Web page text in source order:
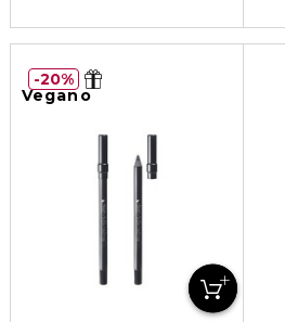
Vegano
20%